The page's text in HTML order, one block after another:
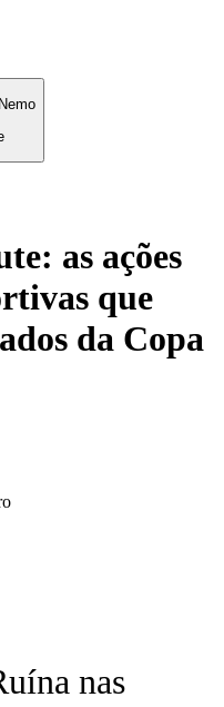
as ações
que
da Copa
nas